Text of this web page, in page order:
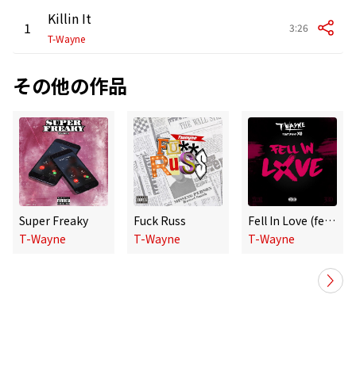
1 Killin It
T-Wayne
3:26
その他の作品
Super Freaky
T-Wayne
Fuck Russ
T-Wayne
Fell In Love (feat. XO)
T-Wayne